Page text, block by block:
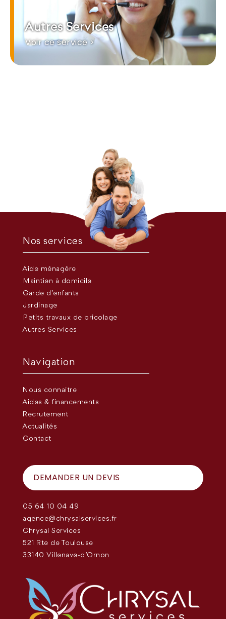
Autres Services
Voir ce service >
Nos services
Aide ménagère
Maintien à domicile
Garde d’enfants
Jardinage
Petits travaux de bricolage
Autres Services
Navigation
Nous connaître
Aides & financements
Recrutement
Actualités
Contact
DEMANDER UN DEVIS
05 64 10 04 49
agence@chrysalservices.fr
Chrysal Services
521 Rte de Toulouse
33140 Villenave-d'Ornon